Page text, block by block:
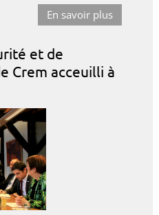
En savoir plus
et de
Crem acceuilli à